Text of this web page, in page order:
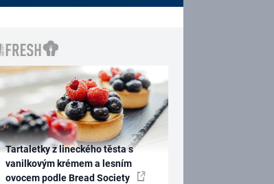
Tartaletky z lineckého těsta s
vanilkovým krémem a lesním
ovocem podle Bread Society